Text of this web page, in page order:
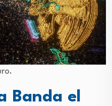
Banda el